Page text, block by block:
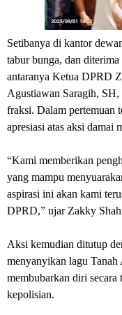
‎Setibanya di kantor
tabur bunga, dan
antaranya Ketua DPRD
Agustiawan Saragih, SH,
fraksi. Dalam pertemuan
apresiasi atas aksi damai
‎“Kami memberikan
yang mampu
aspirasi ini akan kami
DPRD,” ujar Zakky
‎Aksi kemudian ditutup
menyanyikan lagu
membubarkan diri secara
kepolisian.